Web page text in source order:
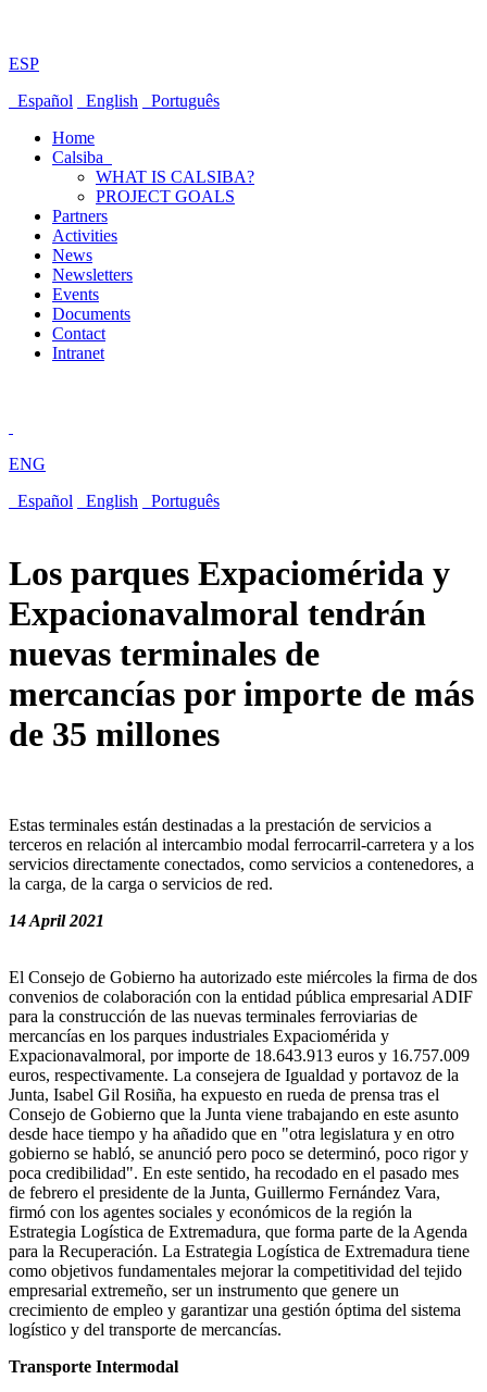
ESP
Español
English
Português
Home
Calsiba
WHAT IS CALSIBA?
PROJECT GOALS
Partners
Activities
News
Newsletters
Events
Documents
Contact
Intranet
ENG
Español
English Português
Los parques Expaciomérida y
Expacionavalmoral tendrán
nuevas terminales de
mercancías por importe de más
de 35 millones
Estas terminales están destinadas a la prestación de servicios a
terceros en relación al intercambio modal ferrocarril-carretera y a los
servicios directamente conectados, como servicios a contenedores, a
la carga, de la carga o servicios de red.
14 April 2021
El Consejo de Gobierno ha autorizado este miércoles la firma de dos
convenios de colaboración con la entidad pública empresarial ADIF
para la construcción de las nuevas terminales ferroviarias de
mercancías en los parques industriales Expaciomérida y
Expacionavalmoral, por importe de 18.643.913 euros y 16.757.009
euros, respectivamente. La consejera de Igualdad y portavoz de la
Junta, Isabel Gil Rosiña, ha expuesto en rueda de prensa tras el
Consejo de Gobierno que la Junta viene trabajando en este asunto
desde hace tiempo y ha añadido que en "otra legislatura y en otro
gobierno se habló, se anunció pero poco se determinó, poco rigor y
poca credibilidad". En este sentido, ha recodado en el pasado mes
de febrero el presidente de la Junta, Guillermo Fernández Vara,
firmó con los agentes sociales y económicos de la región la
Estrategia Logística de Extremadura, que forma parte de la Agenda
para la Recuperación. La Estrategia Logística de Extremadura tiene
como objetivos fundamentales mejorar la competitividad del tejido
empresarial extremeño, ser un instrumento que genere un
crecimiento de empleo y garantizar una gestión óptima del sistema
logístico y del transporte de mercancías.
Transporte Intermodal